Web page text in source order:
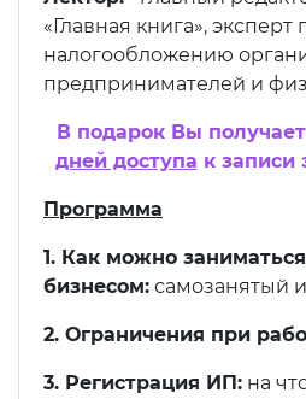
«Главная книга», эксперт
налогообложению
предпринимателей и
В подарок Вы
дней доступа к записи
Программа
1. Как можно заниматься
бизнесом: самозанятый
2. Ограничения при
3. Регистрация ИП: на